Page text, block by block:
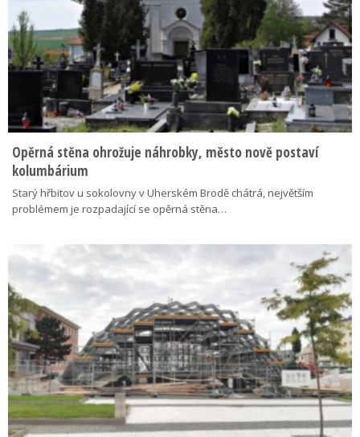
Opěrná stěna ohrožuje náhrobky, město nově postaví
kolumbárium
Starý hřbitov u sokolovny v Uherském Brodě chátrá, největším
problémem je rozpadající se opěrná stěna…